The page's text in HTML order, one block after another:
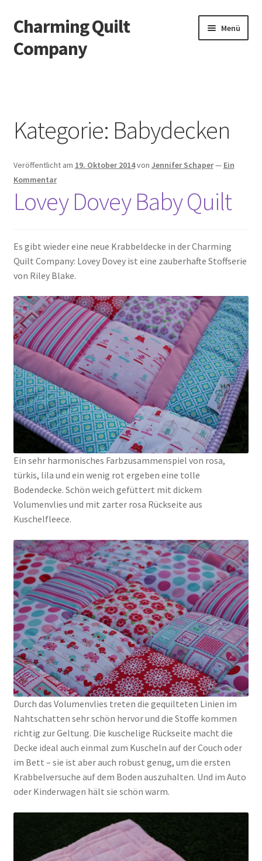
Zur
Navigation
springen
Zum
Inhalt
springen
Charming Quilt
Company
Menü
Blog
Datenschutzbelehrung
Datenschutzerklärung
Impressum
Mein Konto
Shop
Versandarten
Warenkorb
Widerrufsbelehrung
Zahlungsarten
Kategorie: Babydecken
Veröffentlicht am 19. Oktober 2014von Jennifer Schaper— Ein
Kommentar
Lovey Dovey Baby Quilt
Es gibt wieder eine neue Krabbeldecke in der Charming
Quilt Company: Lovey Dovey ist eine zauberhafte Stoffserie
von Riley Blake.
Ein sehr harmonisches Farbzusammenspiel von rosa,
türkis, lila und ein wenig rot ergeben eine tolle
Bodendecke. Schön weich gefüttert mit dickem
Volumenvlies und mit zarter rosa Rückseite aus
Kuschelfleece.
Durch das Volumenvlies treten die gequilteten Linien im
Nahtschatten sehr schön hervor und die Stoffe kommen
richtig zur Geltung. Die kuschelige Rückseite macht die
Decke ideal auch einmal zum Kuscheln auf der Couch oder
im Bett – sie ist aber auch robust genug, um die ersten
Krabbelversuche auf dem Boden auszuhalten. Und im Auto
oder Kinderwagen hält sie schön warm.